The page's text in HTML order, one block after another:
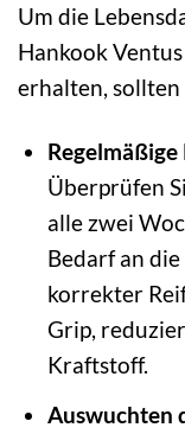
Um die
Hankook
erhalten, sollten
Überprüfen
alle zwei
Bedarf an
korrekter
Grip,
Kraftstoff.
Auswuchten